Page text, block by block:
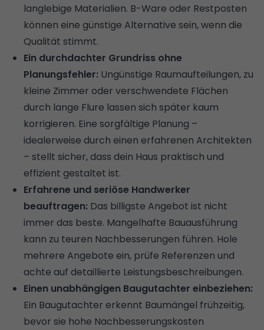
langlebige Materialien. B-Ware oder Restposten
können eine günstige Alternative sein, wenn die
Qualität stimmt.
Ein durchdachter Grundriss ohne
Planungsfehler: Ungünstige Raumaufteilungen, zu
kleine Zimmer oder verschwendete Flächen
durch lange Flure lassen sich später kaum
korrigieren. Eine sorgfältige Planung –
idealerweise durch einen erfahrenen Architekten
– stellt sicher, dass dein Haus praktisch und
effizient gestaltet ist.
Erfahrene und seriöse Handwerker
beauftragen: Das billigste Angebot ist nicht
immer das beste. Mangelhafte Bauausführung
kann zu teuren Nachbesserungen führen. Hole
mehrere Angebote ein, prüfe Referenzen und
achte auf detaillierte Leistungsbeschreibungen.
Einen unabhängigen Baugutachter einbeziehen:
Ein Baugutachter erkennt Baumängel frühzeitig,
bevor sie hohe Nachbesserungskosten